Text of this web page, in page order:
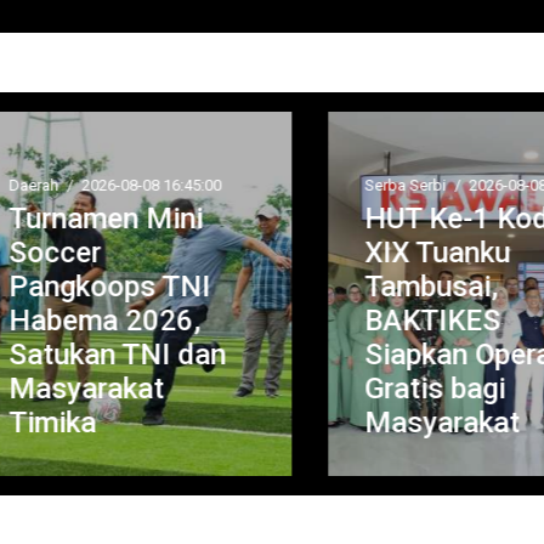
/ 2026-08-08 16:45:00
Mini
TNI
2026,
TNI dan
Serba Serbi / 2026-08-08
HUT Ke-1
XIX Tuanku
Tambusai,
BAKTIKES
Siapkan Operasi
Gratis bagi
Masyarakat